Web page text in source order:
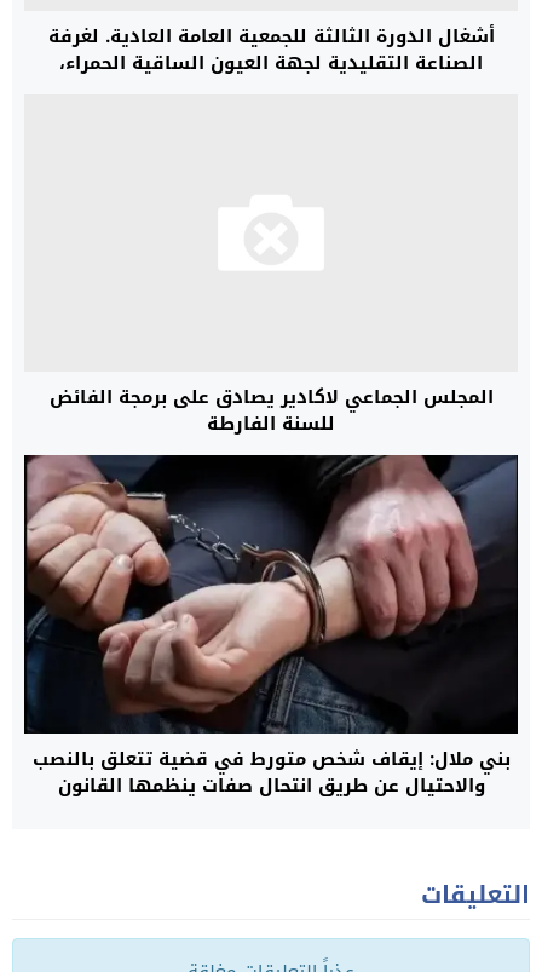
أشغال الدورة الثالثة للجمعية العامة العادية. لغرفة
الصناعة التقليدية لجهة العيون الساقية الحمراء،
المجلس الجماعي لاكادير يصادق على برمجة الفائض
للسنة الفارطة
بني ملال: إيقاف شخص متورط في قضية تتعلق بالنصب
والاحتيال عن طريق انتحال صفات ينظمها القانون
التعليقات